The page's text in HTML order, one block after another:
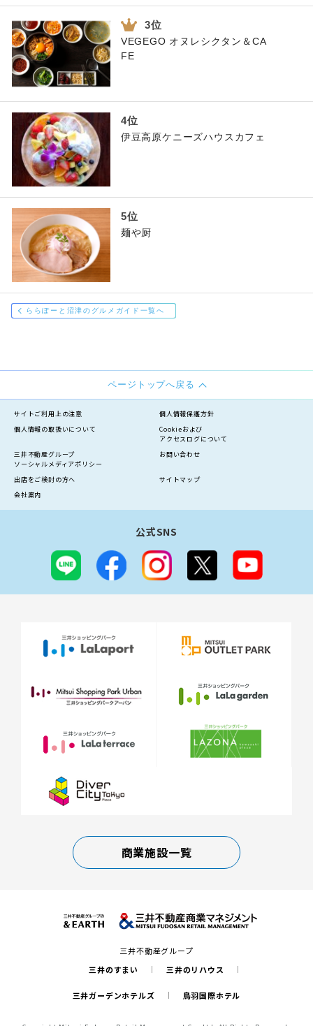
VEGEGO オヌレシクタン＆CA
FE
伊豆高原ケニーズハウスカフェ
麺や厨
ららぽーと沼津のグルメガイド一覧へ
ページトップへ戻る
サイトご利用上の注意
個人情報保護方針
個人情報の取扱いについて
Cookieおよび
アクセスログについて
三井不動産グループ
ソーシャルメディアポリシー
お問い合わせ
出店をご検討の方へ
サイトマップ
会社案内
公式SNS
商業施設一覧
三井不動産グループ
三井のすまい
三井のリハウス
三井ガーデンホテルズ 鳥羽国際ホテル